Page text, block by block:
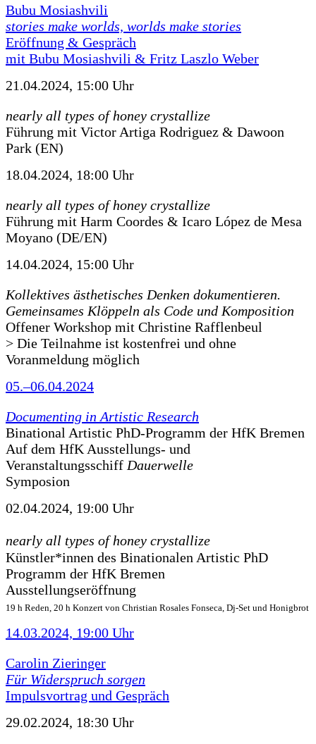
Bubu Mosiashvili
stories make worlds, worlds make stories
Eröffnung & Gespräch
mit Bubu Mosiashvili & Fritz Laszlo Weber
21.04.2024, 15:00 Uhr
nearly all types of honey crystallize
Führung mit Victor Artiga Rodriguez & Dawoon
Park (EN)
18.04.2024, 18:00 Uhr
nearly all types of honey crystallize
Führung mit Harm Coordes & Icaro López de Mesa
Moyano (DE/EN)
14.04.2024, 15:00 Uhr
Kollektives ästhetisches Denken dokumentieren.
Gemeinsames Klöppeln als Code und Komposition
Offener Workshop mit Christine Rafflenbeul
> Die Teilnahme ist kostenfrei und ohne
Voranmeldung möglich
05.–06.04.2024
Documenting in Artistic Research
Binational Artistic PhD-Programm der HfK Bremen
Auf dem HfK Ausstellungs- und
Veranstaltungsschiff Dauerwelle
Symposion
02.04.2024, 19:00 Uhr
nearly all types of honey crystallize
Künstler*innen des Binationalen Artistic PhD
Programm der HfK Bremen
Ausstellungseröffnung
19 h Reden, 20 h Konzert von Christian Rosales Fonseca, Dj-Set und Honigbrot
14.03.2024, 19:00 Uhr
Carolin Zieringer
Für Widerspruch sorgen
Impulsvortrag und Gespräch
29.02.2024, 18:30 Uhr